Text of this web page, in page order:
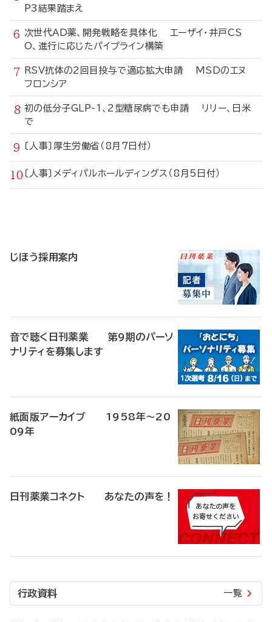
P3結果踏まえ
次世代AD薬、開発戦略を具体化 エーザイ・井戸CS
O、進行に応じたパイプライン構築
RSV抗体の2回目投与で適応拡大申請 MSDのエヌ
フロンシア
初の低分子GLP-1、2型糖尿病でも申請 リリー、日米
で
〔人事〕厚生労働省（8月7日付）
〔人事〕メディパルホールディングス（8月5日付）
じほう採用案内
音で聴く日刊薬業 第9期のパーソ
ナリティを募集します
紙面版アーカイブ 1958年～20
09年
日刊薬業コネクト あなたの声を！
行政資料 一覧